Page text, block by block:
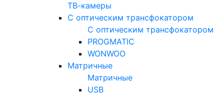
ТВ-камеры
С оптическим трансфокатором
С оптическим трансфокатором
PROGMATIC
WONWOO
Матричные
Матричные
USB